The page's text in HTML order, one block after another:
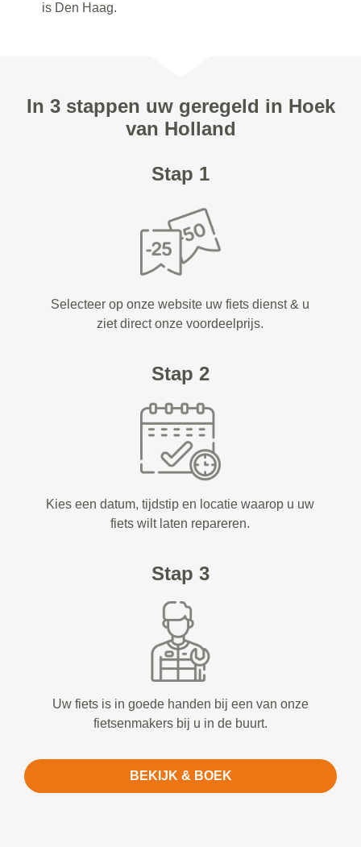
is Den Haag.
In 3 stappen uw geregeld in Hoek
van Holland
Stap 1
Selecteer op onze website uw fiets dienst & u
ziet direct onze voordeelprijs.
Stap 2
Kies een datum, tijdstip en locatie waarop u uw
fiets wilt laten repareren.
Stap 3
Uw fiets is in goede handen bij een van onze
fietsenmakers bij u in de buurt.
BEKIJK & BOEK